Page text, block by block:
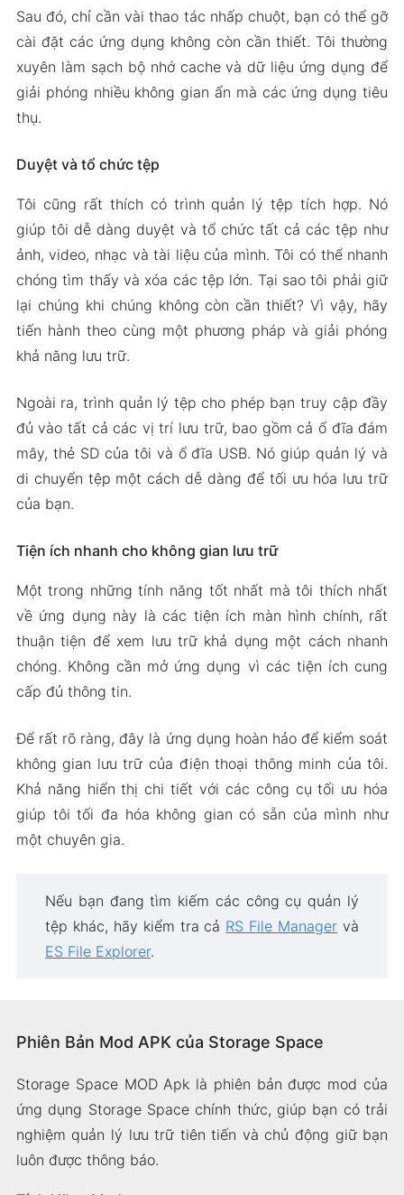
Sau đó, chỉ cần vài thao tác nhấp chuột, bạn có thể gỡ
cài đặt các ứng dụng không còn cần thiết. Tôi thường
xuyên làm sạch bộ nhớ cache và dữ liệu ứng dụng để
giải phóng nhiều không gian ẩn mà các ứng dụng tiêu
thụ.
Duyệt và tổ chức tệp
Tôi cũng rất thích có trình quản lý tệp tích hợp. Nó
giúp tôi dễ dàng duyệt và tổ chức tất cả các tệp như
ảnh, video, nhạc và tài liệu của mình. Tôi có thể nhanh
chóng tìm thấy và xóa các tệp lớn. Tại sao tôi phải giữ
lại chúng khi chúng không còn cần thiết? Vì vậy, hãy
tiến hành theo cùng một phương pháp và giải phóng
khả năng lưu trữ.
Ngoài ra, trình quản lý tệp cho phép bạn truy cập đầy
đủ vào tất cả các vị trí lưu trữ, bao gồm cả ổ đĩa đám
mây, thẻ SD của tôi và ổ đĩa USB. Nó giúp quản lý và
di chuyển tệp một cách dễ dàng để tối ưu hóa lưu trữ
của bạn.
Tiện ích nhanh cho không gian lưu trữ
Một trong những tính năng tốt nhất mà tôi thích nhất
về ứng dụng này là các tiện ích màn hình chính, rất
thuận tiện để xem lưu trữ khả dụng một cách nhanh
chóng. Không cần mở ứng dụng vì các tiện ích cung
cấp đủ thông tin.
Để rất rõ ràng, đây là ứng dụng hoàn hảo để kiểm soát
không gian lưu trữ của điện thoại thông minh của tôi.
Khả năng hiển thị chi tiết với các công cụ tối ưu hóa
giúp tôi tối đa hóa không gian có sẵn của mình như
một chuyên gia.
Nếu bạn đang tìm kiếm các công cụ quản lý
tệp khác, hãy kiểm tra cả RS File Manager và
ES File Explorer.
Phiên Bản Mod APK của Storage Space
Storage Space MOD Apk là phiên bản được mod của
ứng dụng Storage Space chính thức, giúp bạn có trải
nghiệm quản lý lưu trữ tiên tiến và chủ động giữ bạn
luôn được thông báo.